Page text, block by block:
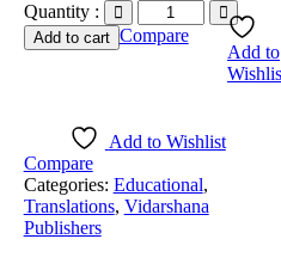
Quantity :
Add to cart Compare
Add to
Add to Wishlist
Compare
Categories: Educational,
Translations, Vidarshana
Publishers